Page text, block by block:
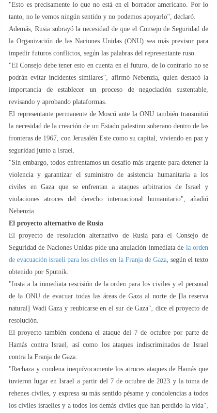
"Esto es precisamente lo que no está en el borrador americano. Por lo
tanto, no le vemos ningún sentido y no podemos apoyarlo", declaró.
Además, Rusia subrayó la necesidad de que el Consejo de Seguridad de
la Organización de las Naciones Unidas (ONU) sea más previsor para
impedir futuros conflictos, según las palabras del representante ruso.
"El Consejo debe tener esto en cuenta en el futuro, de lo contrario no se
podrán evitar incidentes similares", afirmó Nebenzia, quien destacó la
importancia de establecer un proceso de negociación sustentable,
revisando y aprobando plataformas.
El representante permanente de Moscú ante la ONU también transmitió
la necesidad de la creación de un Estado palestino soberano dentro de las
fronteras de 1967, con Jerusalén Este como su capital, viviendo en paz y
seguridad junto a Israel.
"Sin embargo, todos enfrentamos un desafío más urgente para detener la
violencia y garantizar el suministro de asistencia humanitaria a los
civiles en Gaza que se enfrentan a ataques arbitrarios de Israel y
violaciones atroces del derecho internacional humanitario", añadió
Nebenzia.
El proyecto alternativo de Rusia
El proyecto de resolución alternativo de Rusia para el Consejo de
Seguridad de Naciones Unidas pide una anulación inmediata de la orden
de evacuación israelí para los civiles en la Franja de Gaza, según el texto
obtenido por Sputnik.
"Insta a la inmediata rescisión de la orden para los civiles y el personal
de la ONU de evacuar todas las áreas de Gaza al norte de [la reserva
natural] Wadi Gaza y reubicarse en el sur de Gaza", dice el proyecto de
resolución.
El proyecto también condena el ataque del 7 de octubre por parte de
Hamás contra Israel, así como los ataques indiscriminados de Israel
contra la Franja de Gaza.
"Rechaza y condena inequívocamente los atroces ataques de Hamás que
tuvieron lugar en Israel a partir del 7 de octubre de 2023 y la toma de
rehenes civiles, y expresa su más sentido pésame y condolencias a todos
los civiles israelíes y a todos los demás civiles que han perdido la vida",